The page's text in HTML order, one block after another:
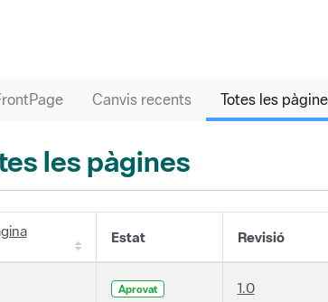
Estat Revisió
1.0